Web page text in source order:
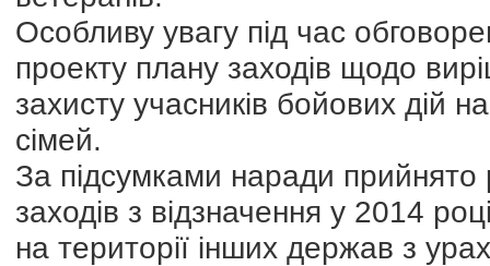
Особливу увагу під час
проекту плану заходів щодо
захисту учасників бойових дій
сімей.
За підсумками наради
заходів з відзначення у 2014
на території інших держав з